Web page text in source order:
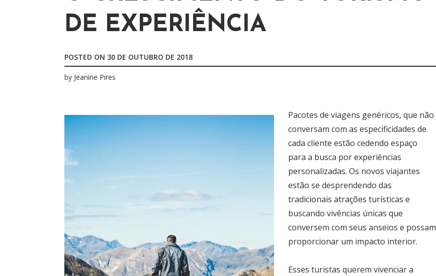
DE EXPERIÊNCIA
POSTED ON 30 DE OUTUBRO DE 2018
by Jeanine Pires
Pacotes de viagens genéricos, que não
conversam com as especificidades de
cada cliente estão cedendo espaço
para a busca por experiências
personalizadas. Os novos viajantes
estão se desprendendo das
tradicionais atrações turísticas e
buscando vivências únicas que
conversem com seus anseios e possam
proporcionar um impacto interior.
Esses turistas querem vivenciar a